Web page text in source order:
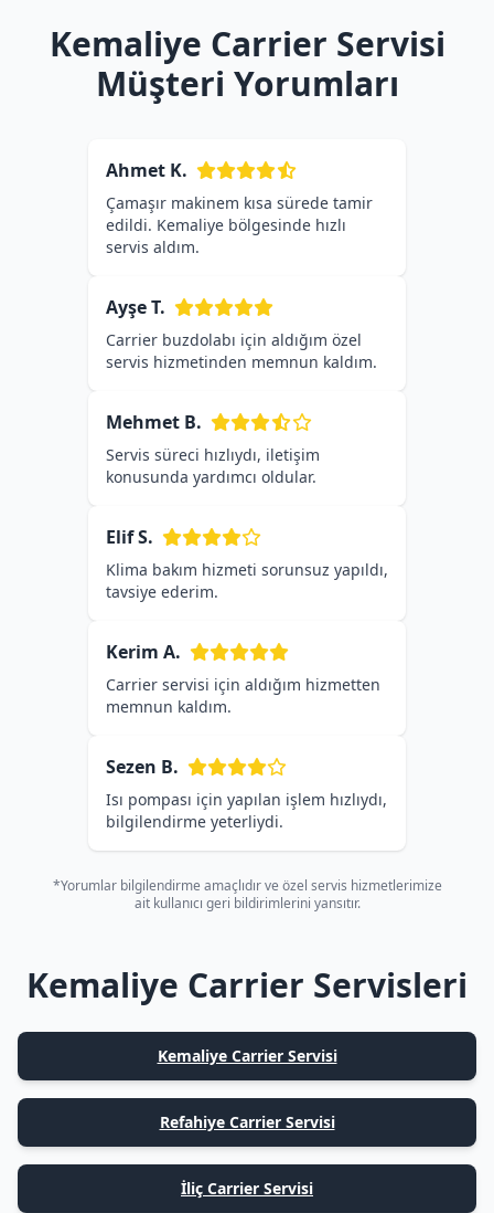
Kemaliye Carrier Servisi
Müşteri Yorumları
Ahmet K.
Çamaşır makinem kısa sürede tamir
edildi. Kemaliye bölgesinde hızlı
servis aldım.
Ayşe T.
Carrier buzdolabı için aldığım özel
servis hizmetinden memnun kaldım.
Mehmet B.
Servis süreci hızlıydı, iletişim
konusunda yardımcı oldular.
Elif S.
Klima bakım hizmeti sorunsuz yapıldı,
tavsiye ederim.
Kerim A.
Carrier servisi için aldığım hizmetten
memnun kaldım.
Sezen B.
Isı pompası için yapılan işlem hızlıydı,
bilgilendirme yeterliydi.
*Yorumlar bilgilendirme amaçlıdır ve özel servis hizmetlerimize
ait kullanıcı geri bildirimlerini yansıtır.
Kemaliye Carrier Servisleri
Kemaliye Carrier Servisi
Refahiye Carrier Servisi
İliç Carrier Servisi